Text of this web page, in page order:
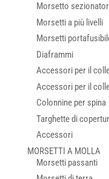
Morsetto
Morsetti a più livelli
Morsetti
Diaframmi
Accessori per il
Accessori per il
Colonnine per spina
Targhette di
Accessori
MORSETTI A MOLLA
Morsetti passanti